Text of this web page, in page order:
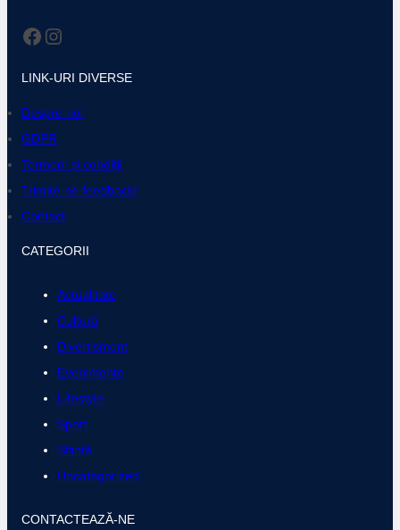
Facebook Instagram
LINK-URI DIVERSE
Despre noi
GDPR
Termeni și condiții
Trimite-ne feedback!
Contact
CATEGORII
Actualitate
Cultură
Divertisment
Evenimente
Lifestyle
Sport
Știință
Uncategorized
CONTACTEAZĂ-NE